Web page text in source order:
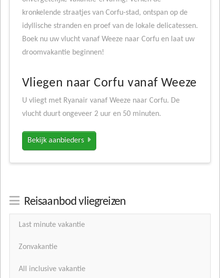
kronkelende straatjes van Corfu-stad, ontspan op de
idyllische stranden en proef van de lokale delicatessen.
Boek nu uw vlucht vanaf Weeze naar Corfu en laat uw
droomvakantie beginnen!
Vliegen naar Corfu vanaf Weeze
U vliegt met Ryanair vanaf Weeze naar Corfu. De
vlucht duurt ongeveer 2 uur en 50 minuten.
Bekijk aanbieders
Reisaanbod vliegreizen
Last minute vakantie
Zonvakantie
All inclusive vakantie